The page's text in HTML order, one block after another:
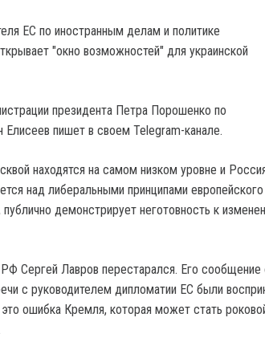
ЕС по иностранным делам и политике
"окно возможностей" для украинской
президента Петра Порошенко по
пишет в своем Telegram-канале.
находятся на самом низком уровне и
над либеральными принципами европейского
демонстрирует неготовность к
Сергей Лавров перестарался. Его сообщение
с руководителем дипломатии ЕС были
ошибка Кремля, которая может стать